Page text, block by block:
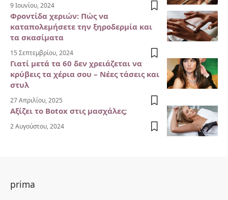
9 Ιουνίου, 2024
Φροντίδα χεριών: Πώς να
καταπολεμήσετε την ξηροδερμία και
τα σκασίματα
15 Σεπτεμβρίου, 2024
Γιατί μετά τα 60 δεν χρειάζεται να
κρύβεις τα χέρια σου – Νέες τάσεις και
στυλ
27 Απριλίου, 2025
Αξίζει το Botox στις μασχάλες;
2 Αυγούστου, 2024
prima